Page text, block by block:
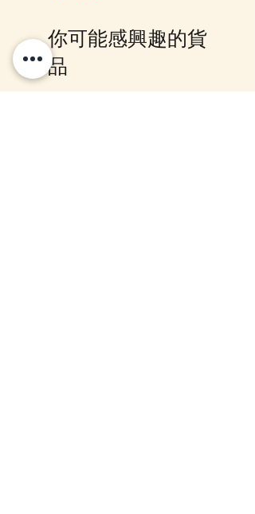
訂貨, 詳情請Facebook PM 或
Whatsapp 聯絡我們
你可能感興趣的貨
品